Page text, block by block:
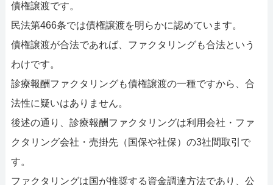
債権譲渡です。
民法第466条では債権譲渡を明らかに認めています。
債権譲渡が合法であれば、ファクタリングも合法という
わけです。
診療報酬ファクタリングも債権譲渡の一種ですから、合
法性に疑いはありません。
後述の通り、診療報酬ファクタリングは利用会社・ファ
クタリング会社・売掛先（国保や社保）の3社間取引で
す。
ファクタリングは国が推奨する資金調達方法であり、公